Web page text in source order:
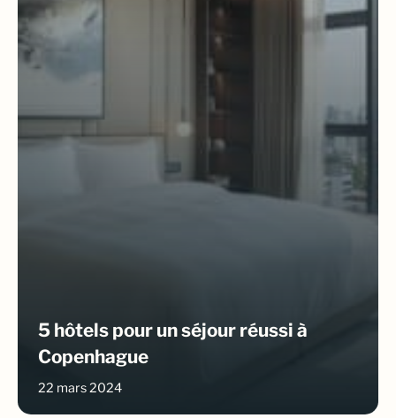
5 hôtels pour un séjour réussi à
Copenhague
22 mars 2024